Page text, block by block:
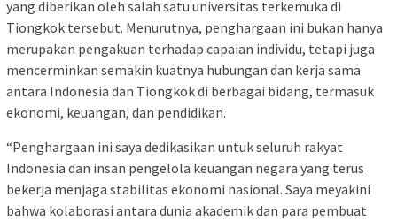
yang diberikan oleh salah satu universitas terkemuka di
Tiongkok tersebut. Menurutnya, penghargaan ini bukan hanya
merupakan pengakuan terhadap capaian individu, tetapi juga
mencerminkan semakin kuatnya hubungan dan kerja sama
antara Indonesia dan Tiongkok di berbagai bidang, termasuk
ekonomi, keuangan, dan pendidikan.
“Penghargaan ini saya dedikasikan untuk seluruh rakyat
Indonesia dan insan pengelola keuangan negara yang terus
bekerja menjaga stabilitas ekonomi nasional. Saya meyakini
bahwa kolaborasi antara dunia akademik dan para pembuat